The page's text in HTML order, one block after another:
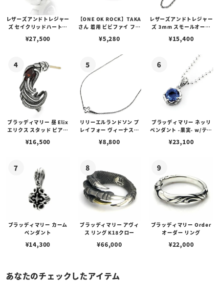
レザーズアンドトレジャー
ズ セイクリッドハートピ
¥27,500
【ONE OK ROCK】TAKA
さん 着用 ビビファイ フー
¥5,280
レザーズアンドトレジャー
ズ 3mm スモールオーバ
ブスタークラスプ＆LTロ
¥15,400
ブラッディマリー 昼 Elix
エリクス スタッド ピアス
¥16,500
リリーエルランドソン プ
レイフォー ヴィーナスチ
¥8,800
ブラッディマリー ネッリ
ペンダント -果実- w/ティ
¥23,100
ブラッディマリー カーム
ペンダント
¥14,300
ブラッディマリー アヴィ
ス リング K18クロー
¥66,000
ブラッディマリー Order
オーダー リング
¥22,000
あなたのチェックしたアイテム